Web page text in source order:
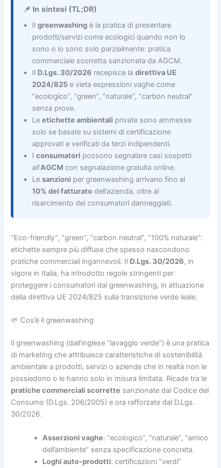
📌 In sintesi (TL;DR)
Ilgreenwashing è la pratica di presentare
prodotti/servizi come ecologici quando non lo
sono o lo sono solo parzialmente: pratica
commerciale scorretta sanzionata da AGCM.
Il D.Lgs. 30/2026 recepisce ladirettiva UE
2024/825 e vieta espressioni vaghe come
“ecologico”, “green”, “naturale”, “carbon neutral”
senza prove.
Leetichette ambientali private sono ammesse
solo se basate su sistemi di certificazione
approvati e verificati da terzi indipendenti.
Iconsumatori possono segnalare casi sospetti
all’AGCM con segnalazione gratuita online.
Lesanzioni per greenwashing arrivano fino al
10% del fatturato dell’azienda, oltre al
risarcimento dei consumatori danneggiati.
“Eco-friendly”, “green”, “carbon neutral”, “100% naturale”:
etichette sempre più diffuse che spesso nascondono
pratiche commerciali ingannevoli. Il D.Lgs. 30/2026, in
vigore in Italia, ha introdotto regole stringenti per
proteggere i consumatori dal greenwashing, in attuazione
della direttiva UE 2024/825 sulla transizione verde leale.
🌱 Cos’è il greenwashing
Il greenwashing (dall’inglese “lavaggio verde”) è una pratica
di marketing che attribuisce caratteristiche di sostenibilità
ambientale a prodotti, servizi o aziende che in realtà non le
possiedono o le hanno solo in misura limitata. Ricade tra le
pratiche commerciali scorrette sanzionate dal Codice del
Consumo (D.Lgs. 206/2005) e ora rafforzate dal D.Lgs.
30/2026.
Asserzioni vaghe: “ecologico”, “naturale”, “amico
dell’ambiente” senza specificazione concreta.
Loghi auto-prodotti: certificazioni “verdi”